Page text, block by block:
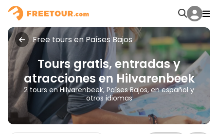
Free tours en Países Bajos
Tours gratis, entradas y
atracciones en Hilvarenbeek
2 tours en Hilvarenbeek, Países Bajos, en español y
otros idiomas